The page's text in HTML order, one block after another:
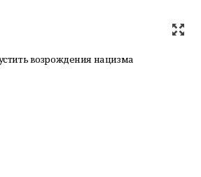
возрождения нацизма